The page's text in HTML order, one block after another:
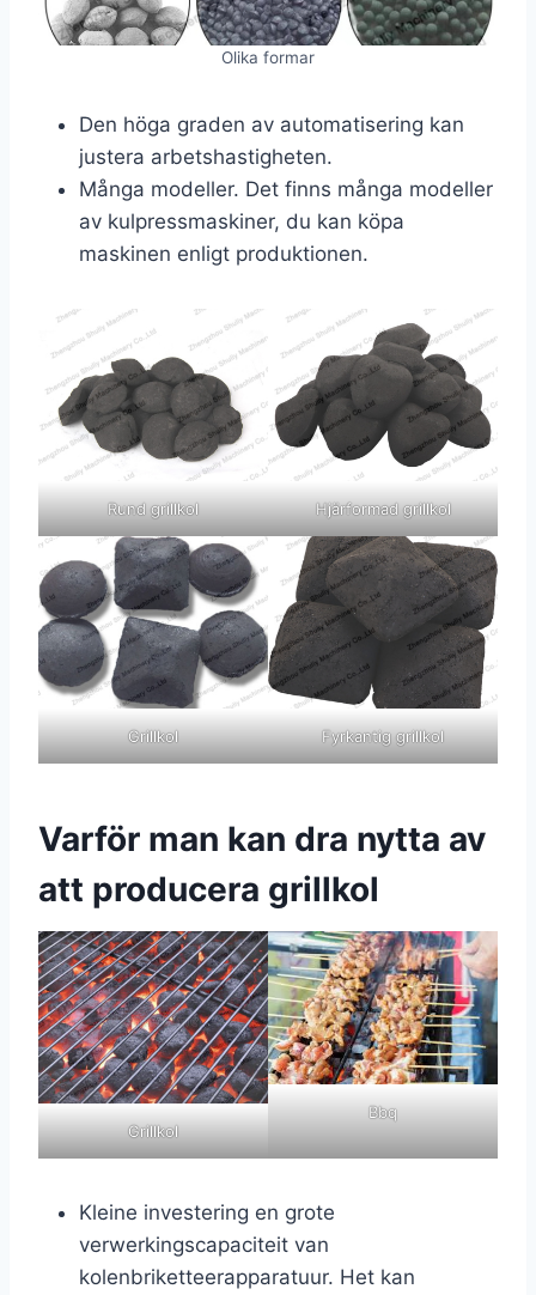
Olika formar
Den höga graden av automatisering kan
justera arbetshastigheten.
Många modeller. Det finns många modeller
av kulpressmaskiner, du kan köpa
maskinen enligt produktionen.
Rund grillkol Hjärformad grillkol
Grillkol Fyrkantig grillkol
Varför man kan dra nytta av
att producera grillkol
Grillkol
Bbq
Kleine investering en grote
verwerkingscapaciteit van
kolenbriketteerapparatuur. Het kan